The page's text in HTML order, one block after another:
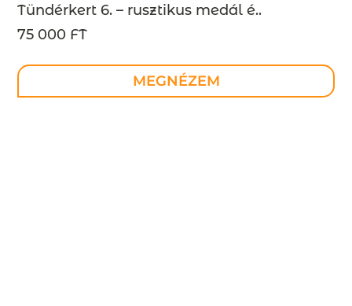
Tündérkert 6. – rusztikus medál é..
75 000 FT
MEGNÉZEM